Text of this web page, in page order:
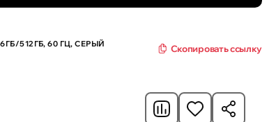
512ГБ, 60 ГЦ, СЕРЫЙ Скопировать ссылку